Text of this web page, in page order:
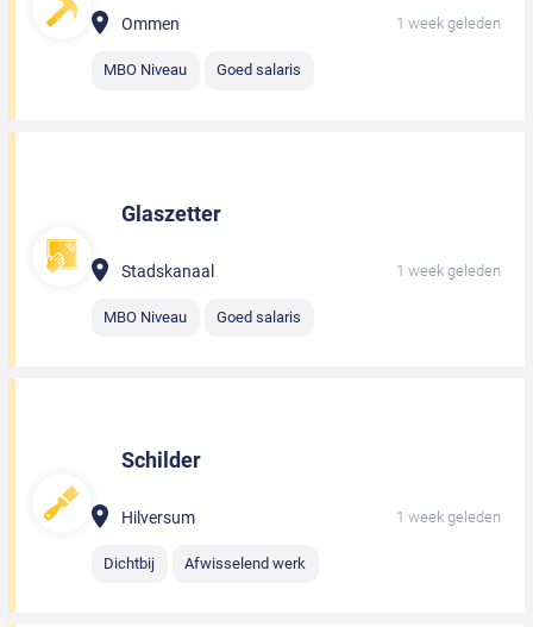
Ommen 1 week geleden
MBO Niveau Goed salaris
Glaszetter
Stadskanaal 1 week geleden
MBO Niveau Goed salaris
Schilder
Hilversum 1 week geleden
Dichtbij Afwisselend werk